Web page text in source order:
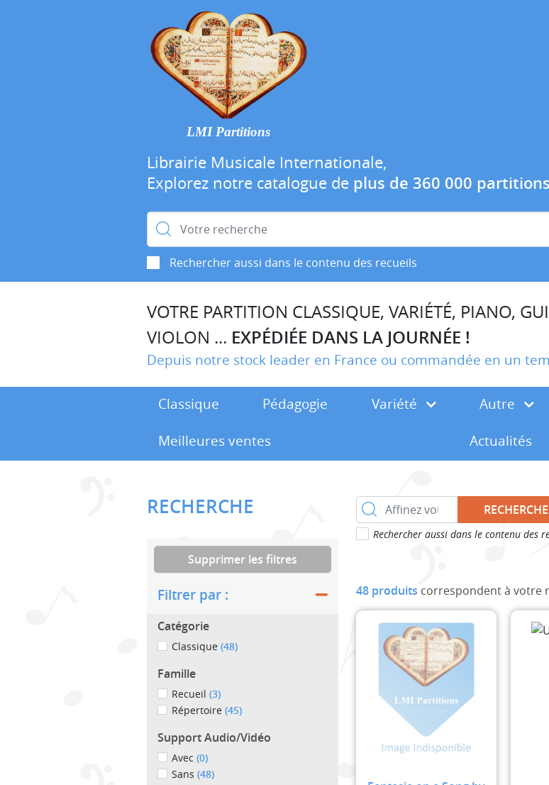
LMI Partitions
Librairie Musicale Internationale,
Explorez notre catalogue de plus de 360 000 partitions
Rechercher :
Rechercher aussi dans le contenu des recueils
VOTRE PARTITION CLASSIQUE, VARIÉTÉ, PIANO,
VIOLON ... EXPÉDIÉE DANS LA JOURNÉE !
Depuis notre stock leader en France ou commandée en un
Classique Pédagogie Variété Autre
Meilleures ventes
Actualités
RECHERCHE
Supprimer les filtres
Filtrer par :
Catégorie
Classique (48)
Famille
Recueil (3)
Répertoire (45)
Support Audio/Vidéo
Avec (0)
Sans (48)
Rechercher aussi dans le contenu des
48 produits correspondent à votre